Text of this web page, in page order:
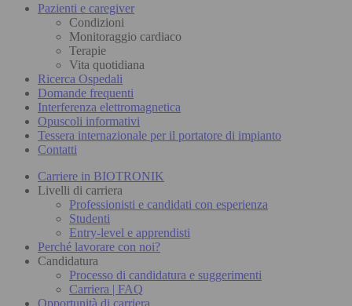
Pazienti e caregiver
Condizioni
Monitoraggio cardiaco
Terapie
Vita quotidiana
Ricerca Ospedali
Domande frequenti
Interferenza elettromagnetica
Opuscoli informativi
Tessera internazionale per il portatore di impianto
Contatti
Carriere in BIOTRONIK
Livelli di carriera
Professionisti e candidati con esperienza
Studenti
Entry-level e apprendisti
Perché lavorare con noi?
Candidatura
Processo di candidatura e suggerimenti
Carriera | FAQ
Opportunità di carriera